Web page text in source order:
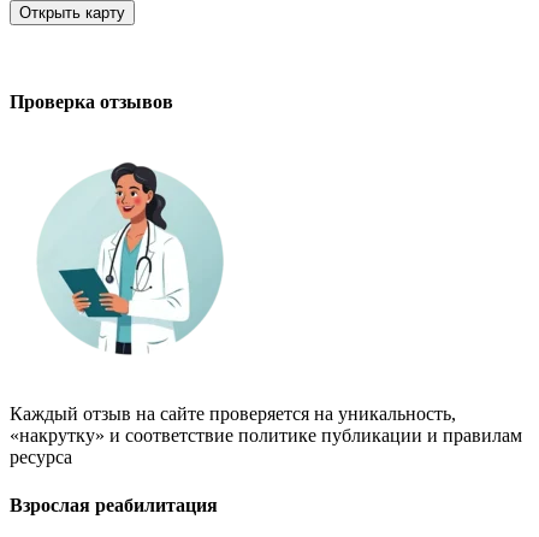
Открыть карту
Проверка отзывов
Каждый отзыв на сайте проверяется на уникальность,
«накрутку» и соответствие политике публикации и правилам
ресурса
Взрослая реабилитация